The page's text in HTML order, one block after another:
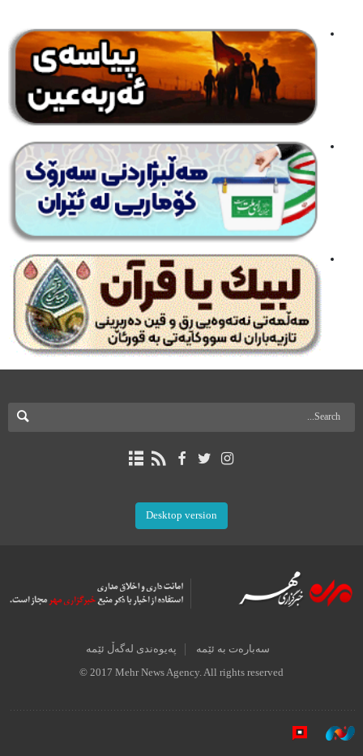
Desktop version
سەبارەت بە ئێمە پەیوەندی لەگەڵ ئێمە
© 2017 Mehr News Agency. All rights reserved